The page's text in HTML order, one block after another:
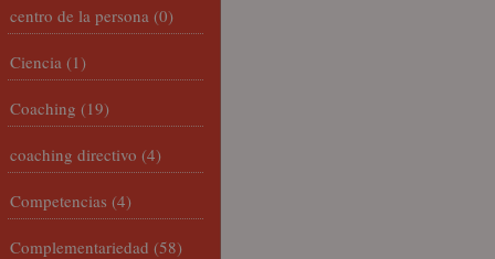
centro de la persona (0)
Ciencia (1)
Coaching (19)
coaching directivo (4)
Competencias (4)
Complementariedad (58)